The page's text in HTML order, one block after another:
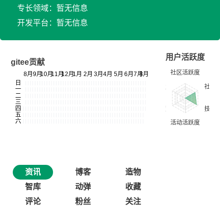
专长领域：暂无信息
开发平台：暂无信息
gitee贡献
用户活跃度
资讯 博客
造物
智库
动弹
收藏
评论
粉丝 关注